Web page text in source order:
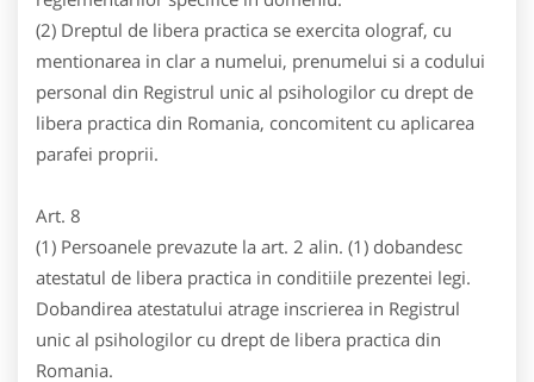
(2) Dreptul de libera practica se exercita olograf, cu
mentionarea in clar a numelui, prenumelui si a codului
personal din Registrul unic al psihologilor cu drept de
libera practica din Romania, concomitent cu aplicarea
parafei proprii.
Art. 8
(1) Persoanele prevazute la art. 2 alin. (1) dobandesc
atestatul de libera practica in conditiile prezentei legi.
Dobandirea atestatului atrage inscrierea in Registrul
unic al psihologilor cu drept de libera practica din
Romania.